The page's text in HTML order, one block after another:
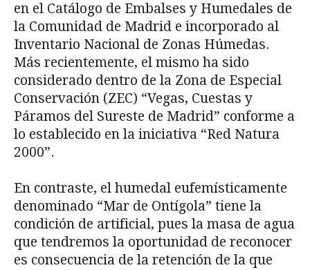
en el Catálogo de Embalses y Humedales de
la Comunidad de Madrid e incorporado al
Inventario Nacional de Zonas Húmedas.
Más recientemente, el mismo ha sido
considerado dentro de la Zona de Especial
Conservación (ZEC) “Vegas, Cuestas y
Páramos del Sureste de Madrid” conforme a
lo establecido en la iniciativa “Red Natura
2000”.
En contraste, el humedal eufemísticamente
denominado “Mar de Ontígola” tiene la
condición de artificial, pues la masa de agua
que tendremos la oportunidad de reconocer
es consecuencia de la retención de la que